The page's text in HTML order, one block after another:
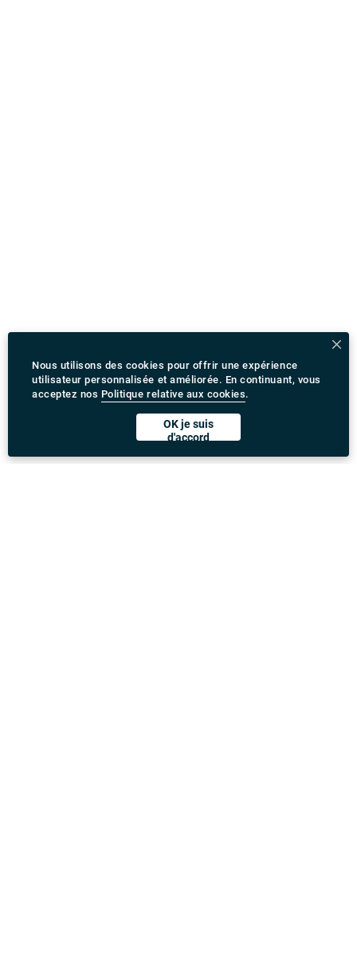
Nous utilisons des cookies pour offrir une expérience
utilisateur personnalisée et améliorée. En continuant, vous
acceptez nos Politique relative aux cookies.
OK je suis
d'accord